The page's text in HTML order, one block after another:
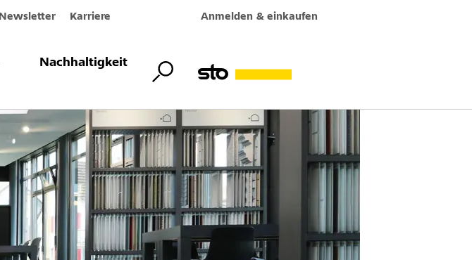
Newsletter Karriere Anmelden & einkaufen
Nachhaltigkeit